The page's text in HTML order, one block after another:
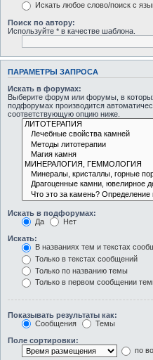
Искать любое слово/поиск с
Поиск по автору:
Используйте * в качестве шаблона.
ПАРАМЕТРЫ ЗАПРОСА
Искать в форумах:
Выберите форум или форумы, в
подфорумах производится
соответствующую опцию ниже.
Искать в подфорумах:
Да
Нет
Искать:
В названиях тем и текстах
Только в текстах сообщений
Только по названию темы
Только в первом сообщении
Показывать результаты как:
Сообщения
Темы
Поле сортировки:
по